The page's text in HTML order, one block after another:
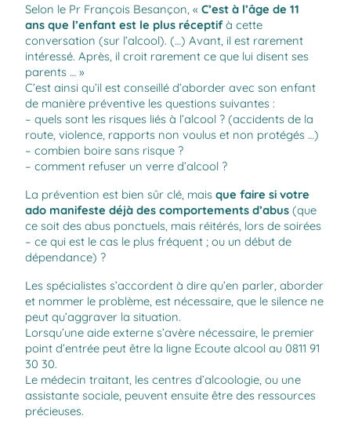
Selon le Pr François Besançon, « C’est à l’âge de 11
ans que l’enfant est le plus réceptifà cette
conversation (sur l’alcool). (…) Avant, il est rarement
intéressé. Après, il croit rarement ce que lui disent ses
parents … »
C’est ainsi qu’il est conseillé d’aborder avec son enfant
de manière préventive les questions suivantes :
– quels sont les risques liés à l’alcool ? (accidents de la
route, violence, rapports non voulus et non protégés …)
– combien boire sans risque ?
– comment refuser un verre d’alcool ?
La prévention est bien sûr clé, mais que faire si votre
ado manifeste déjà des comportements d’abus (que
ce soit des abus ponctuels, mais réitérés, lors de soirées
– ce qui est le cas le plus fréquent ; ou un début de
dépendance) ?
Les spécialistes s’accordent à dire qu’en parler, aborder
et nommer le problème, est nécessaire, que le silence ne
peut qu’aggraver la situation.
Lorsqu’une aide externe s’avère nécessaire, le premier
point d’entrée peut être la ligne Ecoute alcool au 0811 91
30 30.
Le médecin traitant, les centres d’alcoologie, ou une
assistante sociale, peuvent ensuite être des ressources
précieuses.